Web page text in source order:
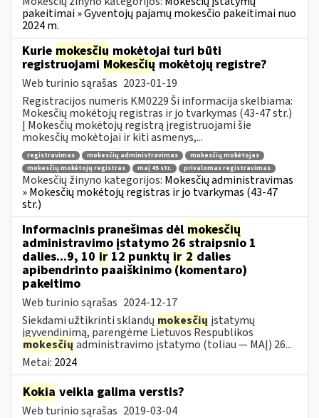
pakeitimai » Gyventojų pajamų mokesčio pakeitimai nuo
2024 m.
Kurie mokesčių mokėtojai turi būti
registruojamiMokesčių mokėtojų registre?
Web turinio sąrašas 2023-01-19
Registracijos numeris KM0229 Ši informacija skelbiama:
Mokesčių mokėtojų registras ir jo tvarkymas (43-47 str.)
Į Mokesčių mokėtojų registrą įregistruojami šie
mokesčių mokėtojai ir kiti asmenys,...
registravimas mokesčių administravimas
mokesčių mokėtojas
mokesčių mokėtojų registras
maį 45 str. privalomas registravimas
Mokesčių žinyno kategorijos: Mokesčių administravimas
» Mokesčių mokėtojų registras ir jo tvarkymas (43-47
str.)
Informacinis pranešimas dėl mokesčių
administravimo įstatymo 26 straipsnio 1
dalies...9, 10 ir 12 punktų ir 2 dalies
apibendrinto paaiškinimo (komentaro)
pakeitimo
Web turinio sąrašas 2024-12-17
Siekdami užtikrinti sklandų mokesčių įstatymų
įgyvendinimą, parengėme Lietuvos Respublikos
mokesčių administravimo įstatymo (toliau — MAĮ) 26...
Metai: 2024
Kokia veikla galima verstis?
Web turinio sąrašas 2019-03-04